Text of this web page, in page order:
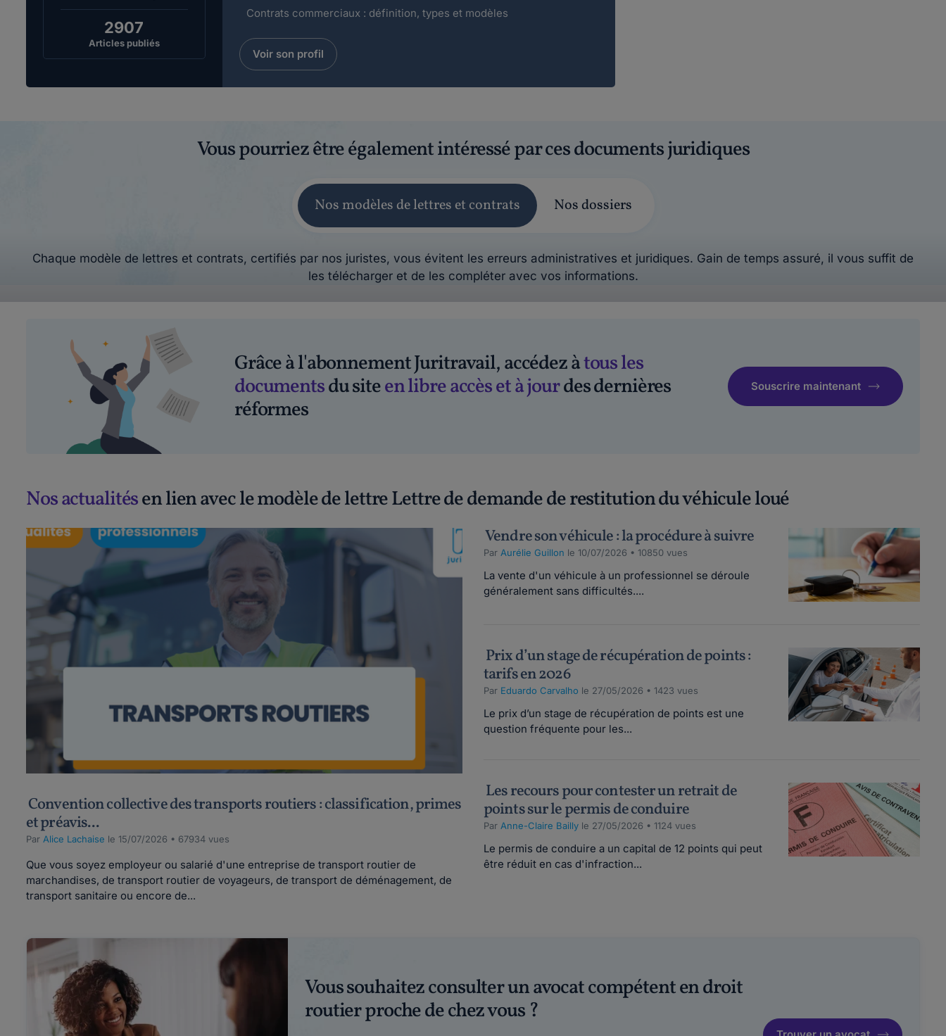
2907
Articles publiés
Contrats commerciaux : définition, types et modèles
Voir son profil
Vous pourriez être également intéressé par ces documents juridiques
Nos modèles de lettres et contrats Nos dossiers
Chaque modèle de lettres et contrats, certifiés par nos juristes, vous évitent les erreurs administratives et juridiques. Gain de temps assuré, il vous suffit de
les télécharger et de les compléter avec vos informations.
Grâce à l'abonnement Juritravail, accédez àtous les
documentsdu siteen libre accès et à jourdes dernières
réformes
Souscrire maintenant
Nos actualitésen lien avec le modèle de lettre Lettre de demande de restitution du véhicule loué
Convention collective des transports routiers : classification, primes
et préavis...
Par Alice Lachaise le 15/07/2026 • 67934 vues
Que vous soyez employeur ou salarié d'une entreprise de transport routier de
marchandises, de transport routier de voyageurs, de transport de déménagement, de
transport sanitaire ou encore de...
Vendre son véhicule : la procédure à suivre
Par Aurélie Guillon le 10/07/2026 • 10850 vues
La vente d'un véhicule à un professionnel se déroule
généralement sans difficultés....
Prix d’un stage de récupération de points :
tarifs en 2026
Par Eduardo Carvalho le 27/05/2026 • 1423 vues
Le prix d’un stage de récupération de points est une
question fréquente pour les...
Les recours pour contester un retrait de
points sur le permis de conduire
Par Anne-Claire Bailly le 27/05/2026 • 1124 vues
Le permis de conduire a un capital de 12 points qui peut
être réduit en cas d'infraction...
Vous souhaitez consulter un avocat compétent en droit
routier proche de chez vous ?